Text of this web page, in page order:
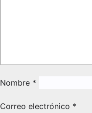
Nombre *
Correo electrónico *